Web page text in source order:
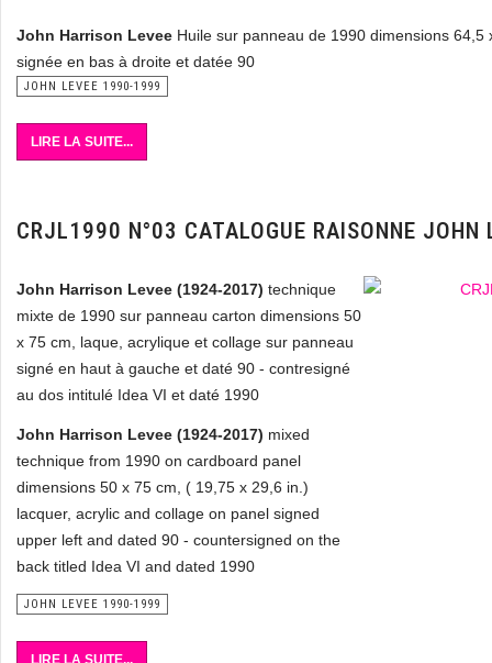
John Harrison Levee Huile sur panneau de 1990 dimensions 64,5
signée en bas à droite et datée 90
JOHN LEVEE 1990-1999
LIRE LA SUITE...
CRJL1990 N°03 CATALOGUE RAISONNE JOHN
John Harrison Levee (1924-2017) technique
mixte de 1990 sur panneau carton dimensions 50
x 75 cm, laque, acrylique et collage sur panneau
signé en haut à gauche et daté 90 - contresigné
au dos intitulé Idea VI et daté 1990
John Harrison Levee (1924-2017) mixed
technique from 1990 on cardboard panel
dimensions 50 x 75 cm, ( 19,75 x 29,6 in.)
lacquer, acrylic and collage on panel signed
upper left and dated 90 - countersigned on the
back titled Idea VI and dated 1990
JOHN LEVEE 1990-1999
LIRE LA SUITE...